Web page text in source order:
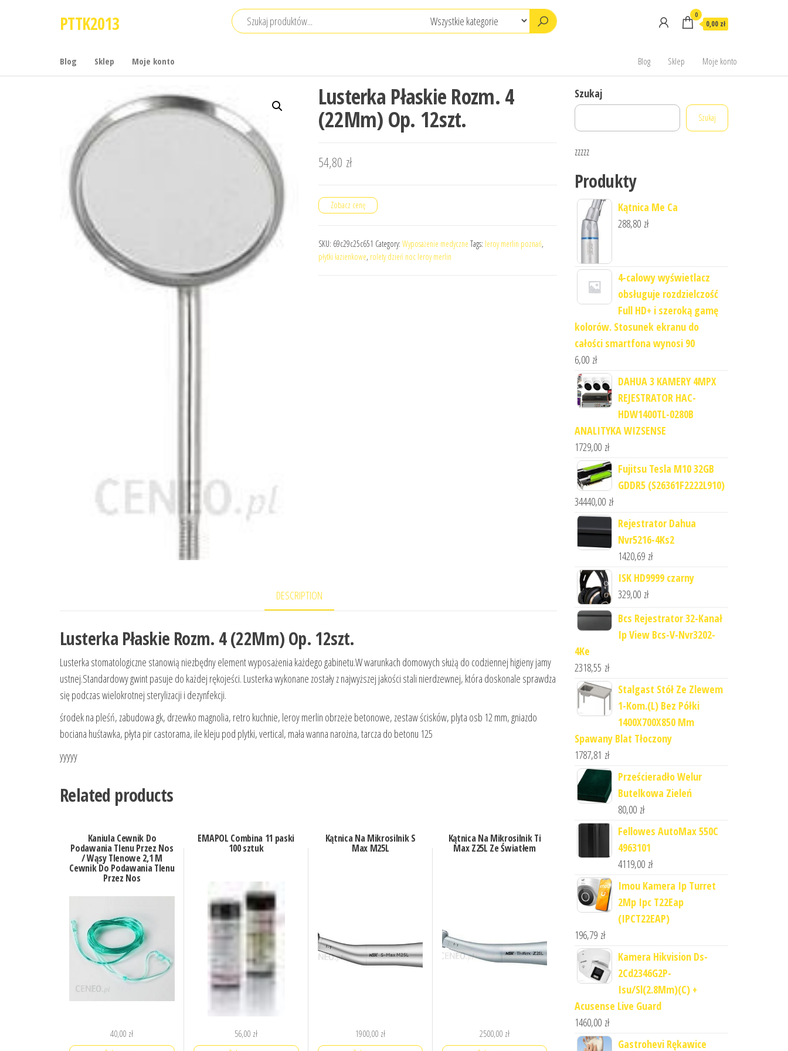
PTTK2013 0
0,00 zł
Blog Sklep Moje konto Blog Sklep Moje konto
Lusterka Płaskie Rozm. 4
(22Mm) Op. 12szt.
54,80 zł
Zobacz cenę
SKU: 69c29c25c651 Category: Wyposażenie medyczne Tags: leroy merlin poznań,
płytki łazienkowe, rolety dzień noc leroy merlin
DESCRIPTION
Lusterka Płaskie Rozm. 4 (22Mm) Op. 12szt.
Lusterka stomatologiczne stanowią niezbędny element wyposażenia każdego gabinetu.W warunkach domowych służą do codziennej higieny jamy
ustnej.Standardowy gwint pasuje do każdej rękojeści. Lusterka wykonane zostały z najwyższej jakości stali nierdzewnej, która doskonale sprawdza
się podczas wielokrotnej sterylizacji i dezynfekcji.
środek na pleśń, zabudowa gk, drzewko magnolia, retro kuchnie, leroy merlin obrzeże betonowe, zestaw ścisków, plyta osb 12 mm, gniazdo
bociana huśtawka, płyta pir castorama, ile kleju pod plytki, vertical, mała wanna narożna, tarcza do betonu 125
yyyyy
Related products
Kaniula Cewnik Do
Podawania Tlenu Przez Nos
/ Wąsy Tlenowe 2,1 M
Cewnik Do Podawania Tlenu
Przez Nos
40,00 zł
EMAPOL Combina 11 paski
100 sztuk
56,00 zł
Kątnica Na Mikrosilnik S
Max M25L
1900,00 zł
Kątnica Na Mikrosilnik Ti
Max Z25L Ze Światłem
2500,00 zł
Szukaj
Szukaj
zzzzz
Produkty
Kątnica Me Ca
288,80 zł
4-calowy wyświetlacz
obsługuje rozdzielczość
Full HD+ i szeroką gamę
kolorów. Stosunek ekranu do
całości smartfona wynosi 90
6,00 zł
DAHUA 3 KAMERY 4MPX
REJESTRATOR HAC-
HDW1400TL-0280B
ANALITYKA WIZSENSE
1729,00 zł
Fujitsu Tesla M10 32GB
GDDR5 (S26361F2222L910)
34440,00 zł
Rejestrator Dahua
Nvr5216-4Ks2
1420,69 zł
ISK HD9999 czarny
329,00 zł
Bcs Rejestrator 32-Kanał
Ip View Bcs-V-Nvr3202-
4Ke
2318,55 zł
Stalgast Stół Ze Zlewem
1-Kom.(L) Bez Półki
1400X700X850 Mm
Spawany Blat Tłoczony
1787,81 zł
Prześcieradło Welur
Butelkowa Zieleń
80,00 zł
Fellowes AutoMax 550C
4963101
4119,00 zł
Imou Kamera Ip Turret
2Mp Ipc T22Eap
(IPCT22EAP)
196,79 zł
Kamera Hikvision Ds-
2Cd2346G2P-
Isu/Sl(2.8Mm)(C) +
Acusense Live Guard
1460,00 zł
Gastrohevi Rękawice